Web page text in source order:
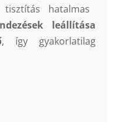
hatalmas
leállítása
, így gyakorlatilag